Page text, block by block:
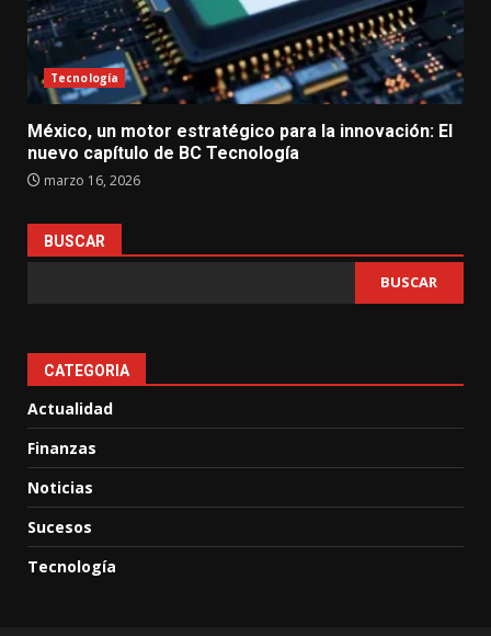
Tecnología
México, un motor estratégico para la innovación: El
nuevo capítulo de BC Tecnología
marzo 16, 2026
BUSCAR
BUSCAR
CATEGORIA
Actualidad
Finanzas
Noticias
Sucesos
Tecnología